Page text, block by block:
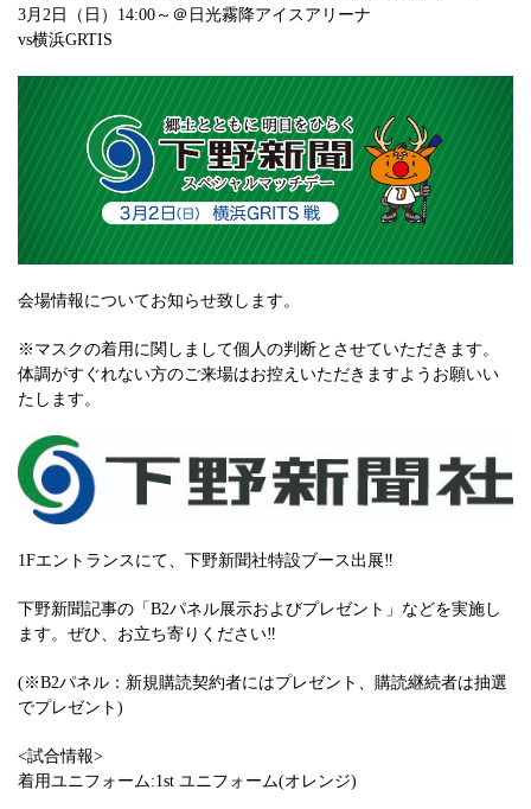
3月2日（日）14:00～＠日光霧降アイスアリーナ
vs横浜GRTIS
会場情報についてお知らせ致します。
※マスクの着用に関しまして個人の判断とさせていただきます。
体調がすぐれない方のご来場はお控えいただきますようお願いい
たします。
1Fエントランスにて、下野新聞社特設ブース出展‼
下野新聞記事の「B2パネル展示およびプレゼント」などを実施し
ます。ぜひ、お立ち寄りください‼
(※B2パネル：新規購読契約者にはプレゼント、購読継続者は抽選
でプレゼント)
<試合情報>
着用ユニフォーム:1st ユニフォーム(オレンジ)